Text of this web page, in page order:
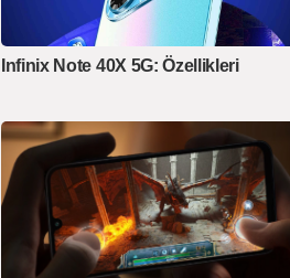
Infinix Note 40X 5G: Özellikleri